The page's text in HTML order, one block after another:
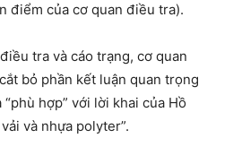
điểm của cơ quan điều tra).
tra và cáo trạng, cơ quan
bỏ phần kết luận quan trọng
hợp” với lời khai của Hồ
và nhựa polyter”.